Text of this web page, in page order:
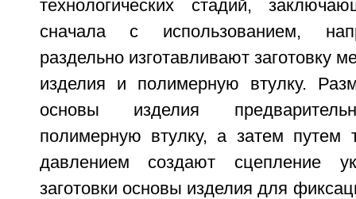
технологических стадий,
сначала с использованием,
раздельно изготавливают заготовку
изделия и полимерную втулку.
основы изделия
полимерную втулку, а затем путем
давлением создают сцепление
заготовки основы изделия для